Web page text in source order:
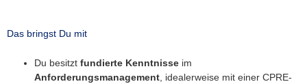
Das bringst Du mit
Du besitzt fundierte Kenntnisse im
Anforderungsmanagement , idealerweise mit einer CPRE-